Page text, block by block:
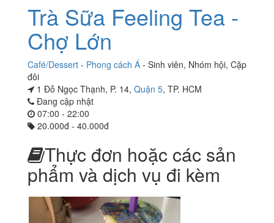
Trà Sữa Feeling Tea -
Chợ Lớn
Café/Dessert - Phong cách Á - Sinh viên, Nhóm hội, Cặp
đôi
1 Đỗ Ngọc Thạnh, P. 14, Quận 5, TP. HCM
Đang cập nhật
07:00 - 22:00
20.000đ - 40.000đ
Thực đơn hoặc các sản
phẩm và dịch vụ đi kèm